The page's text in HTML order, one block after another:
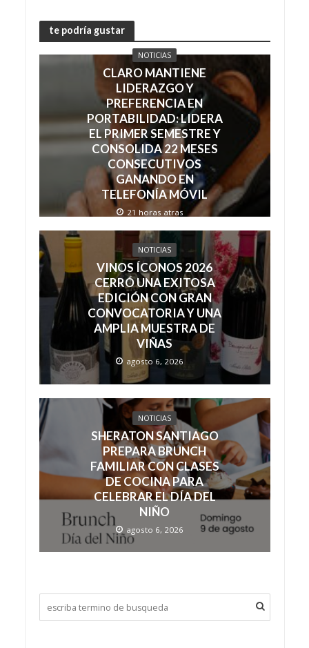
te podría gustar
NOTICIAS
CLARO MANTIENE
LIDERAZGO Y
PREFERENCIA EN
PORTABILIDAD: LIDERA
EL PRIMER SEMESTRE Y
CONSOLIDA 22 MESES
CONSECUTIVOS
GANANDO EN
TELEFONÍA MÓVIL
21 horas atras
NOTICIAS
VINOS ÍCONOS 2026
CERRÓ UNA EXITOSA
EDICIÓN CON GRAN
CONVOCATORIA Y UNA
AMPLIA MUESTRA DE
VIÑAS
agosto 6, 2026
NOTICIAS
SHERATON SANTIAGO
PREPARA BRUNCH
FAMILIAR CON CLASES
DE COCINA PARA
CELEBRAR EL DÍA DEL
NIÑO
agosto 6, 2026